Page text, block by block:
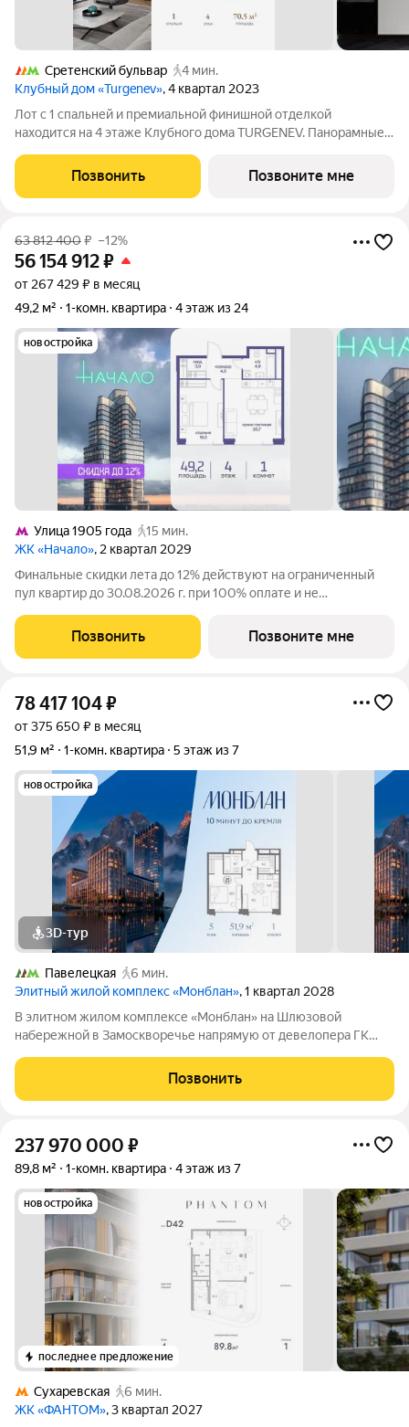
Сретенский бульвар
4 мин.
Клубный дом «Turgenev», 4 квартал 2023
Лот с 1 спальней и премиальной финишной отделкой
находится на 4 этаже Клубного дома TURGENEV. Панорамные
выходят на западную сторону, из которых видна зона из
зеленых насаждений. В спальне
Позвонить Позвоните мне
63 812 400₽ –12%
56 154 912₽
от 267 429 ₽ в месяц
49,2 м²
1-комн. квартира 4 этаж из 24
новостройка
Улица 1905 года
15 мин.
ЖК «Начало», 2 квартал 2029
Финальные скидки лета до 12% действуют на ограниченный
пул квартир до 30.08.2026 г. при 100% оплате и не
перекрестке делового и исторического центров Москвы,
продается однокомнатная квартира
Позвонить Позвоните мне
78 417 104₽
от 375 650 ₽ в месяц
51,9 м²
1-комн. квартира 5 этаж из 7
новостройка
3D-тур
Павелецкая
6 мин.
Элитный жилой комплекс «Монблан», 1 квартал 2028
В элитном жилом комплексе «Монблан» на Шлюзовой
набережной в Замоскворечье напрямую от девелопера ГК
квартира на 5 этаже общей площадью 51.90 м. Квартира
предлагается без отделки. «Монблан»
Позвонить
237 970 000 ₽
89,8 м² 1-комн. квартира 4 этаж из 7
новостройка
последнее предложение
Сухаревская
6 мин.
ЖК «ФАНТОМ», 3 квартал 2027